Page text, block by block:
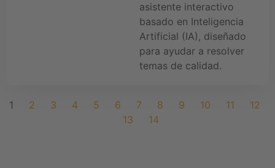
asistente interactivo
basado en Inteligencia
Artificial (IA), diseñado
para ayudar a resolver
temas de calidad.
1 2 3 4 5 6 7 8 9 10 11
12
13
14